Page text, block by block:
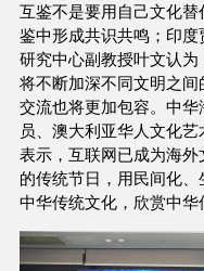
互鉴不是要用自己文化
鉴中形成共识共鸣；印度
研究中心副教授叶文认为
将不断加深不同文明之
交流也将更加包容。中
员、澳大利亚华人文化
表示，互联网已成为海
的传统节日，用民间化
中华传统文化，欣赏中华